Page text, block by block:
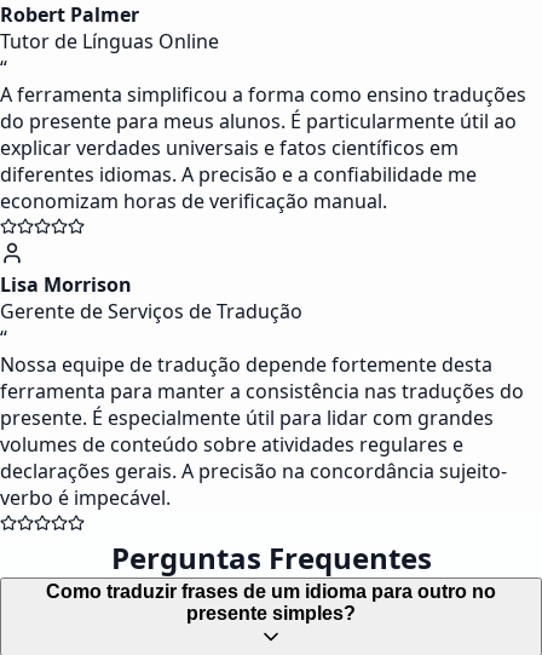
Robert Palmer
Tutor de Línguas Online
“
A ferramenta simplificou a forma como ensino traduções
do presente para meus alunos. É particularmente útil ao
explicar verdades universais e fatos científicos em
diferentes idiomas. A precisão e a confiabilidade me
economizam horas de verificação manual.
Lisa Morrison
Gerente de Serviços de Tradução
“
Nossa equipe de tradução depende fortemente desta
ferramenta para manter a consistência nas traduções do
presente. É especialmente útil para lidar com grandes
volumes de conteúdo sobre atividades regulares e
declarações gerais. A precisão na concordância sujeito-
verbo é impecável.
Perguntas Frequentes
Como traduzir frases de um idioma para outro no
presente simples?